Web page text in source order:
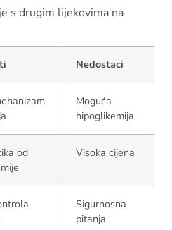
s drugim lijekovima na
Nedostaci
Moguća
hipoglikemija
od
Visoka cijena
Sigurnosna
pitanja